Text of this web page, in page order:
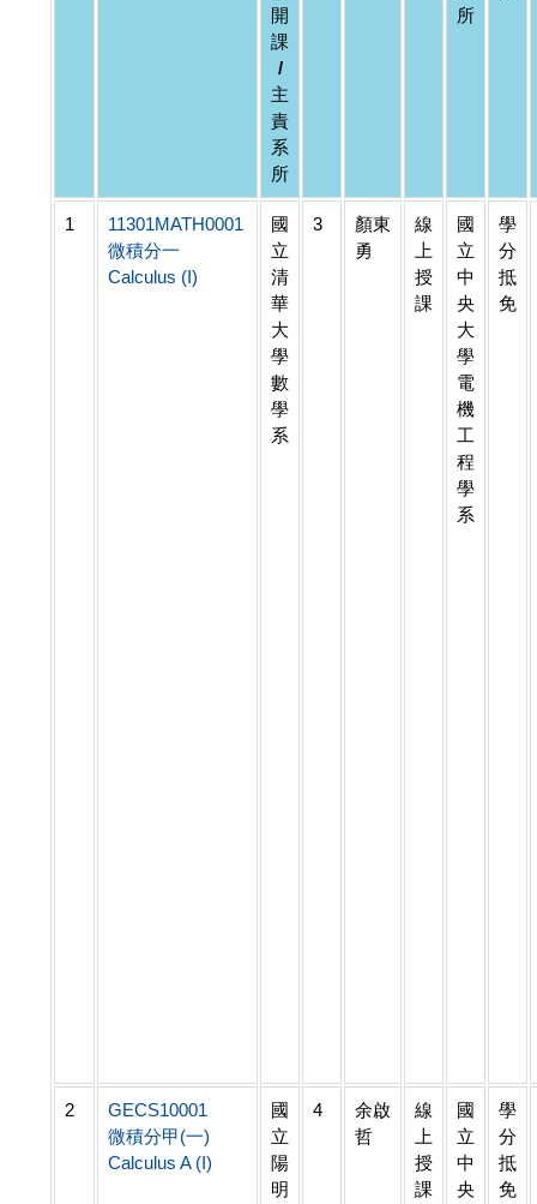
開
課
/
主
責
系
所
所
1
11301MATH0001
微積分一
Calculus (I)
國
立
清
華
大
學
數
學
系
3
顏東
勇
線
上
授
課
國
立
中
央
大
學
電
機
工
程
學
系
學
分
抵
免
2
GECS10001
微積分甲(一)
Calculus A (I)
國
立
陽
明
4
余啟
哲
線
上
授
課
國
立
中
央
學
分
抵
免